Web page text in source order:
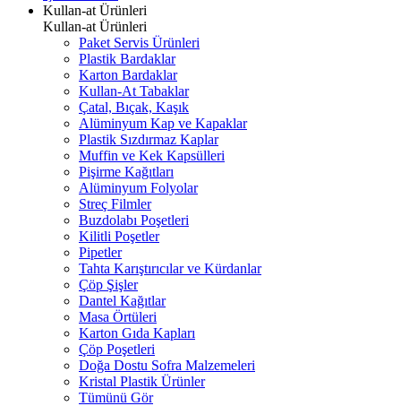
Kullan-at Ürünleri
Kullan-at Ürünleri
Paket Servis Ürünleri
Plastik Bardaklar
Karton Bardaklar
Kullan-At Tabaklar
Çatal, Bıçak, Kaşık
Alüminyum Kap ve Kapaklar
Plastik Sızdırmaz Kaplar
Muffin ve Kek Kapsülleri
Pişirme Kağıtları
Alüminyum Folyolar
Streç Filmler
Buzdolabı Poşetleri
Kilitli Poşetler
Pipetler
Tahta Karıştırıcılar ve Kürdanlar
Çöp Şişler
Dantel Kağıtlar
Masa Örtüleri
Karton Gıda Kapları
Çöp Poşetleri
Doğa Dostu Sofra Malzemeleri
Kristal Plastik Ürünler
Tümünü Gör